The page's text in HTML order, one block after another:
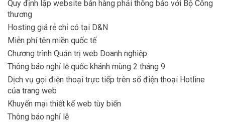
Quy định lập website bán hàng phải thông báo với Bộ Công
thương
Hosting giá rẻ chỉ có tại D&N
Miễn phí tên miền quốc tế
Chương trình Quản trị web Doanh nghiệp
Thông báo nghỉ lễ quốc khánh mùng 2 tháng 9
Dịch vụ gọi điện thoại trực tiếp trên số điện thoại Hotline
của trang web
Khuyến mại thiết kế web tùy biến
Thông báo nghỉ lễ